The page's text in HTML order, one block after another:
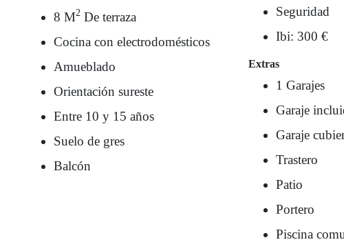
8 M2 De terraza
Cocina con electrodomésticos
Amueblado
Orientación sureste
Entre 10 y 15 años
Suelo de gres
Balcón
Seguridad
Ibi: 300 €
Extras
1 Garajes
Garaje
Garaje
Trastero
Patio
Portero
Piscina